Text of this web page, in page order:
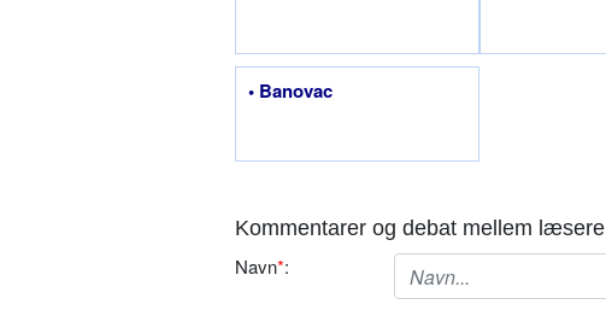
• Banovac
Kommentarer og debat mellem læsere
Navn*: